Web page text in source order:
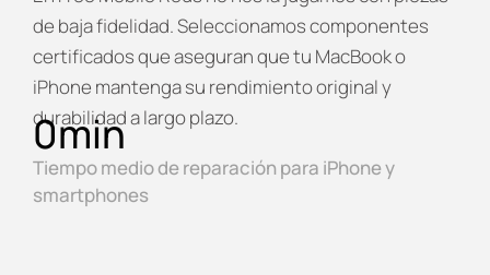
de baja fidelidad. Seleccionamos componentes
certificados que aseguran que tu MacBook o
iPhone mantenga su rendimiento original y
durabilidad a largo plazo.
Tiempo medio de reparación para iPhone y
smartphones
0min